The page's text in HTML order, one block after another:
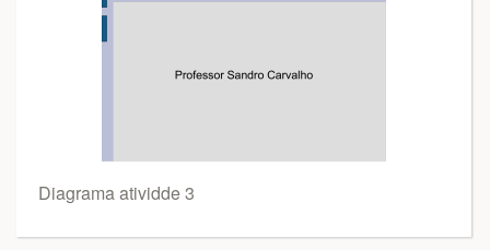
Diagrama atividde 3